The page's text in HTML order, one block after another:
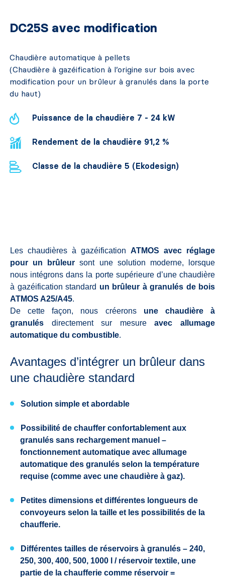
DC25S avec modification
Chaudière automatique à pellets
(Chaudière à gazéification à l’origine sur bois avec
modification pour un brûleur à granulés dans la porte
du haut)
Puissance de la chaudière 7 - 24 kW
Rendement de la chaudière 91,2 %
Classe de la chaudière 5 (Ekodesign)
Les chaudières à gazéification ATMOS avec réglage
pour un brûleur sont une solution moderne, lorsque
nous intégrons dans la porte supérieure d’une chaudière
à gazéification standard un brûleur à granulés de bois
ATMOS A25/A45.
De cette façon, nous créerons une chaudière à
granulés directement sur mesureavec allumage
automatique du combustible.
Avantages d’intégrer un brûleur dans
une chaudière standard
Solution simple et abordable
Possibilité de chauffer confortablement aux
granulés sans rechargement manuel –
fonctionnement automatique avec allumage
automatique des granulés selon la température
requise (comme avec une chaudière à gaz).
Petites dimensions et différentes longueurs de
convoyeurs selon la taille et les possibilités de la
chaufferie.
Différentes tailles de réservoirs à granulés – 240,
250, 300, 400, 500, 1000 l / réservoir textile, une
partie de la chaufferie comme réservoir =